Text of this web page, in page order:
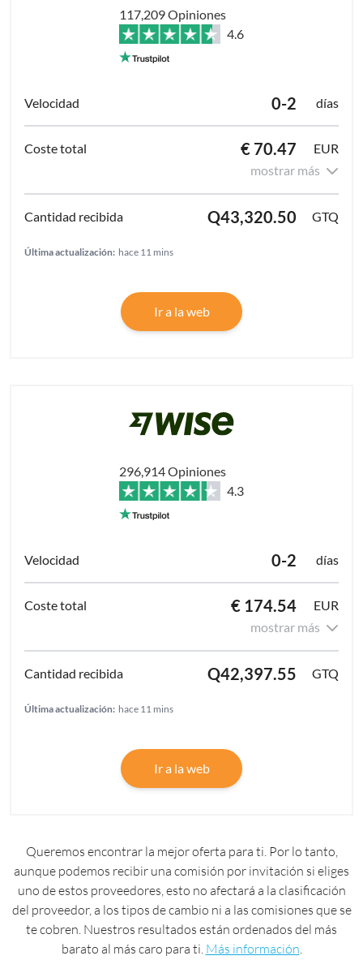
117,209 Opiniones
4.6
0-2 días
€ 70.47
EUR
mostrar más
Q43,320.50 GTQ
Última actualización: hace 11 mins
Ir a la web
296,914 Opiniones
4.3
0-2 días
€ 174.54
EUR
mostrar más
Q42,397.55 GTQ
Última actualización: hace 11 mins
Ir a la web
Queremos encontrar la mejor oferta para ti. Por lo tanto,
aunque podemos recibir una comisión por invitación si eliges
uno de estos proveedores, esto no afectará a la clasificación
del proveedor, a los tipos de cambio ni a las comisiones que se
te cobren. Nuestros resultados están ordenados del más
barato al más caro para ti. Más información.